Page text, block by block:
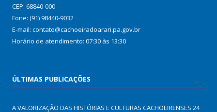
CEP: 68840-000
Fone: (91) 98440-9032
E-mail: contato@cachoeiradoarari.pa.gov.br
Horário de atendimento: 07:30 às 13:30
ÚLTIMAS PUBLICAÇÕES
A VALORIZAÇÃO DAS HISTÓRIAS E CULTURAS CACHOEIRENSES 24